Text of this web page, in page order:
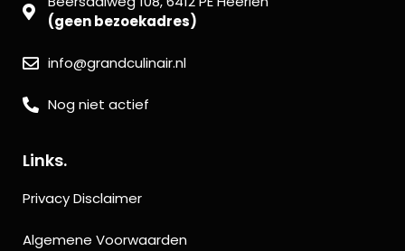
(geen bezoekadres)
info@grandculinair.nl
Nog niet actief
Links.
Privacy Disclaimer
Algemene Voorwaarden